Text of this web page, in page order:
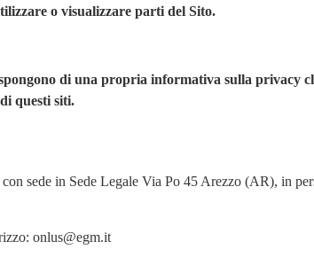
o visualizzare parti del Sito.
di una propria informativa sulla privacy
questi siti.
sede in Sede Legale Via Po 45 Arezzo (AR), in
onlus@egm.it